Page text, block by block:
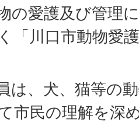
の愛護及び管理
「川口市動物愛
は、犬、猫等の
市民の理解を深